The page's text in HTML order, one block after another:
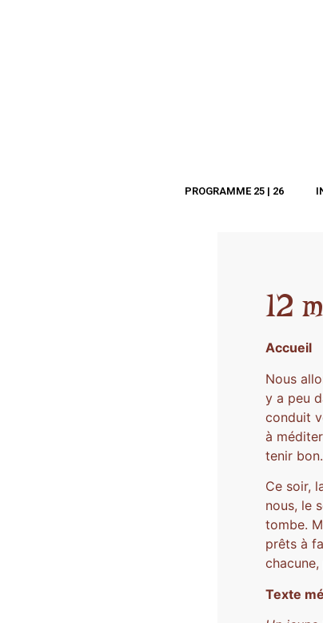
PROGRAMME 25 | 26
12
Accueil
Nous
y a peu
conduit
à
tenir bon.
Ce soir,
nous, le
tombe.
prêts à
Texte